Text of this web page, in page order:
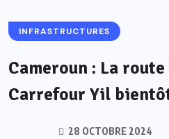
INFRASTRUCTURES
Cameroun : La
Carrefour Yil
28 OCTOBRE 2024